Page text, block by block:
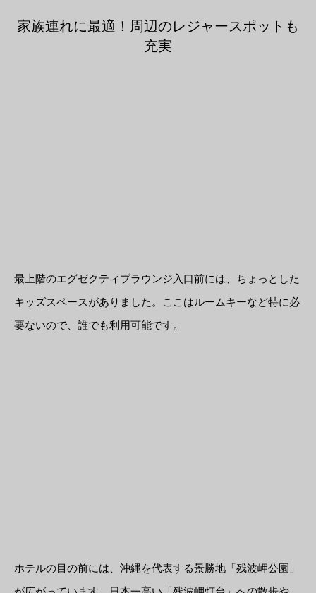
家族連れに最適！周辺のレジャースポットも
充実
最上階のエグゼクティブラウンジ入口前には、ちょっとした
キッズスペースがありました。ここはルームキーなど特に必
要ないので、誰でも利用可能です。
ホテルの目の前には、沖縄を代表する景勝地「残波岬公園」